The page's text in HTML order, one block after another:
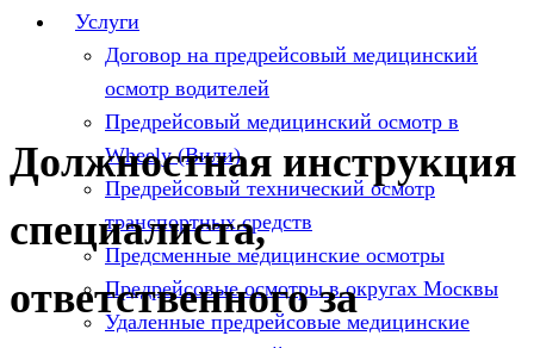
Услуги
Договор на предрейсовый медицинский
осмотр водителей
Предрейсовый медицинский осмотр в
Wheely (Вили)
Предрейсовый технический осмотр
транспортных средств
Предсменные медицинские осмотры
Предрейсовые осмотры в округах Москвы
Удаленные предрейсовые медицинские
Должностная инструкция
специалиста,
ответственного за